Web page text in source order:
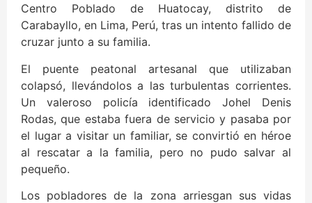
Centro Poblado de Huatocay, distrito de
Carabayllo, en Lima, Perú, tras un intento fallido de
cruzar junto a su familia.
El puente peatonal artesanal que utilizaban
colapsó, llevándolos a las turbulentas corrientes.
Un valeroso policía identificado Johel Denis
Rodas, que estaba fuera de servicio y pasaba por
el lugar a visitar un familiar, se convirtió en héroe
al rescatar a la familia, pero no pudo salvar al
pequeño.
Los pobladores de la zona arriesgan sus vidas